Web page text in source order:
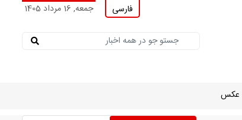
جمعه, 16 مرداد 1405 فارسی
عکس